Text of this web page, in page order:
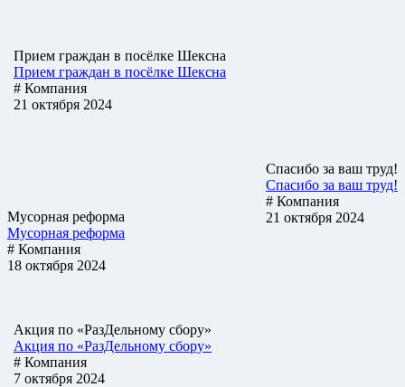
Прием граждан в посёлке Шексна
Прием граждан в посёлке Шексна
# Компания
21 октября 2024
Спасибо за ваш труд!
Спасибо за ваш труд!
# Компания
21 октября 2024
Мусорная реформа
Мусорная реформа
# Компания
18 октября 2024
Акция по «РазДельному сбору»
Акция по «РазДельному сбору»
# Компания
7 октября 2024